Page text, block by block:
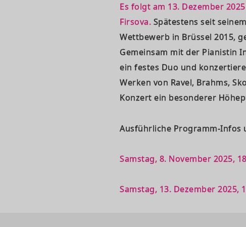
Es folgt am 13. Dezember
Firsova. Spätestens seit
Wettbewerb in Brüssel 2015,
Gemeinsam mit der Pianistin
ein festes Duo und
Werken von Ravel, Brahms,
Konzert ein besonderer
Ausführliche Programm-Infos
Samstag, 8. November 2025,
Samstag, 13. Dezember 2025,